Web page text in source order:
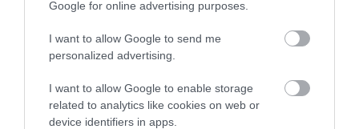
Google for online advertising purposes.
I want to allow Google to send me
personalized advertising.
I want to allow Google to enable storage
related to analytics like cookies on web or
device identifiers in apps.
σήμερα, Παρασκευή 7 Αυγούστου
07.08.2026 | 08:30
Καιρός: Πάνω από 35 βαθμούς
σήμερα η θερμοκρασία στην
Εύβοια
σύμφωνα με ειδικό στο
εντέρου
Οι συνεργοί του τον